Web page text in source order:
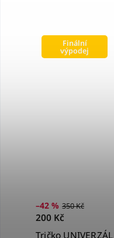
Finální
výpodej
Tričko
–42 % 350 Kč
200 Kč